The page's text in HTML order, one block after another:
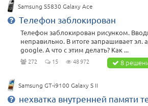
Samsung S5830 Galaxy Ace
Телефон заблокирован
Телефон заблокирован рисунком.
неправильно. В итоге запрашивает эл.
google. А что с этим делать? Как ...
272 15 48 972 8
Samsung GT-i9100 Galaxy S II
нехватка внутренней памяти